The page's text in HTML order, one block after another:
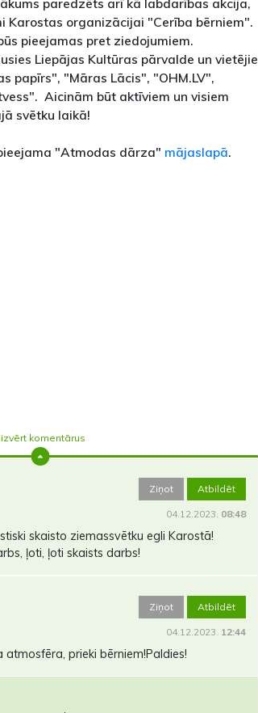
paredzēts arī kā labdarības akcija,
Karostas organizācijai "Cerība bērniem".
pieejamas pret ziedojumiem.
Liepājas Kultūras pārvalde un vietējie
papīrs", "Māras Lācis", "OHM.LV",
Aicinām būt aktīviem un visiem
svētku laikā!
"Atmodas dārza" mājaslapā.
komentārus
Ziņot Atbildēt
04.12.2023. 08:48
skaisto ziemassvētku egli Karostā!
ļoti, ļoti skaists darbs!
Ziņot Atbildēt
04.12.2023. 12:44
atmosfēra, prieki bērniem!Paldies!